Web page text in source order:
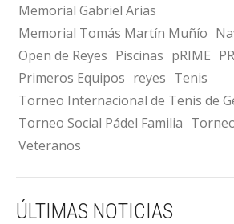
Memorial Gabriel Arias
Memorial Tomás Martín Muñío
Open de Reyes Piscinas pRIME
Primeros Equipos reyes Tenis
Torneo Internacional de Tenis de
Torneo Social Pádel Familia
Veteranos
ÚLTIMAS NOTICIAS